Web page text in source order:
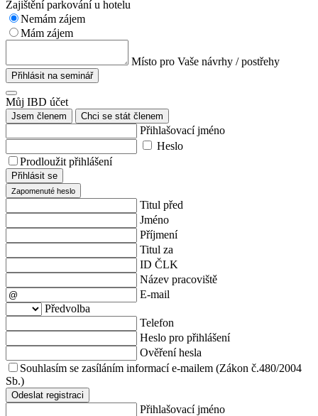
Zajištění parkování u hotelu
Nemám zájem
Mám zájem
Místo pro Vaše návrhy / postřehy
Přihlásit na seminář
Můj IBD účet
Jsem členem Chci se stát členem
Přihlašovací jméno
Heslo
Prodloužit přihlášení
Přihlásit se
Zapomenuté heslo
Titul před
Jméno
Příjmení
Titul za
ID ČLK
Název pracoviště
E-mail
Předvolba
Telefon
Heslo pro přihlášení
Ověření hesla
Souhlasím se zasíláním informací e-mailem (Zákon č.480/2004
Sb.)
Odeslat registraci
Přihlašovací jméno